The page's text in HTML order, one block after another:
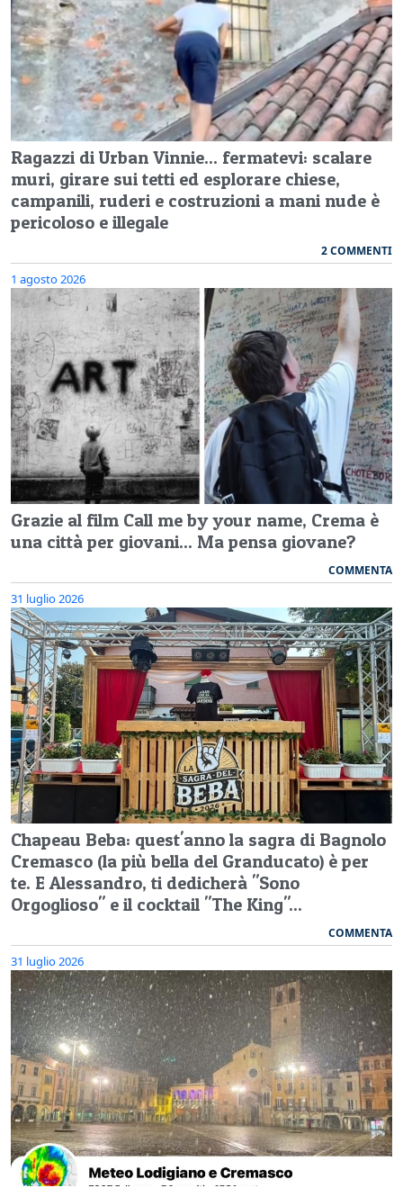
Ragazzi di Urban Vinnie... fermatevi: scalare
muri, girare sui tetti ed esplorare chiese,
campanili, ruderi e costruzioni a mani nude è
pericoloso e illegale
2 COMMENTI
1 agosto 2026
Grazie al film Call me by your name, Crema è
una città per giovani... Ma pensa giovane?
COMMENTA
31 luglio 2026
Chapeau Beba: quest'anno la sagra di Bagnolo
Cremasco (la più bella del Granducato) è per
te. E Alessandro, ti dedicherà "Sono
Orgoglioso" e il cocktail "The King"...
COMMENTA
31 luglio 2026